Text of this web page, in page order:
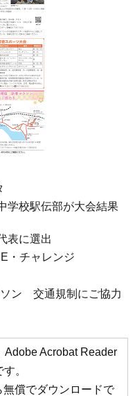
学校駅伝部が大会結果
表に選出
・チャレンジ
ン 交通規制にご協力
Adobe Acrobat Reader
。
償でダウンロードで